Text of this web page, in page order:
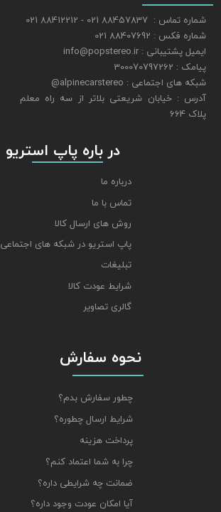
شماره تماس : 88457837 021 - 88412212 021
شماره فکس : 88407692 021
ایمیل پشتیبانی : info@popstereo.ir
پیامک : 300070797262
شبکه های اجتماعی : alpinecarstereo@
​​​​​​​آدرس : خیابان شریعتی بلاتر از سه راه معلم
پلاک 664
نحوه سفارش
چطور سفارش بدم؟
شرایط ارسال چطوره؟
پرداخت هزینه
چرا به شما اعتماد کنم؟
ضمانت چه شرایطی داره؟
آیا امکان عودت وجود داره؟
​​​​​​​ در باره پاپ استریو
درباره ما
تماس با ما
روش های ارسال کالا
پاپ استریو در شبکه های اجتماعی
تبلیغات
شرایط عودت کالا
گالری تصاویر